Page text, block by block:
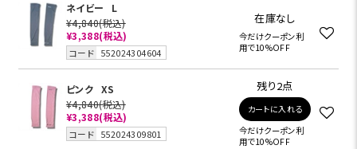
ネイビー
L
¥4,840(税込)
¥3,388(税込)
コード 552024304604
在庫なし
今だけクーポン利
用で10%OFF
ピンク XS
¥4,840(税込)
¥3,388(税込)
コード 552024309801
残り2点
カートに入れる
今だけクーポン利
用で10%OFF